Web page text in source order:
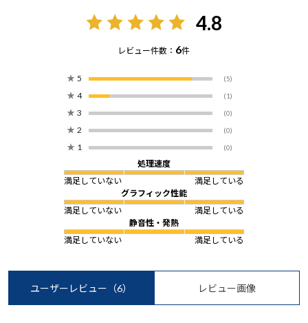
4.8
レビュー件数： 6件
★ 5 (5)
★ 4 (1)
★ 3 (0)
★ 2 (0)
★ 1 (0)
処理速度
満足していない
満足している
グラフィック性能
満足していない
満足している
静音性・発熱
満足していない
満足している
ユーザーレビュー （6） レビュー画像